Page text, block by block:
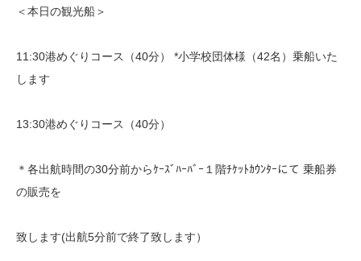
＜本日の観光船＞
11:30港めぐりコース（40分） *小学校団体様（42名）乗船いた
します
13:30港めぐりコース（40分）
＊各出航時間の30分前からｹｰｽﾞﾊｰﾊﾞｰ１階ﾁｹｯﾄｶｳﾝﾀｰにて 乗船券
の販売を
致します(出航5分前で終了致します）